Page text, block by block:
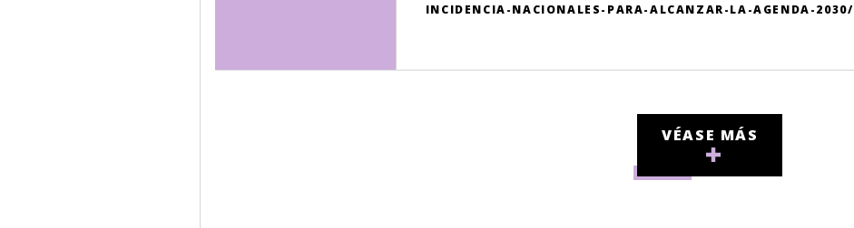
INCIDENCIA-NACIONALES-PARA-ALCANZAR-LA-AGENDA-2030/
VÉASE MÁS